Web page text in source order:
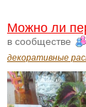
Можно ли
в сообществе
декоративные